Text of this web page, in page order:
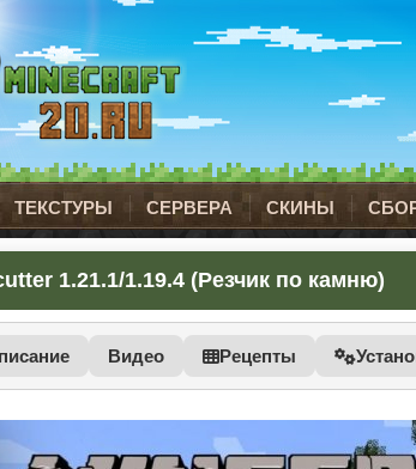
ТЕКСТУРЫ СЕРВЕРА СКИНЫ
1.21.1/1.19.4 (Резчик по камню)
Видео Рецепты